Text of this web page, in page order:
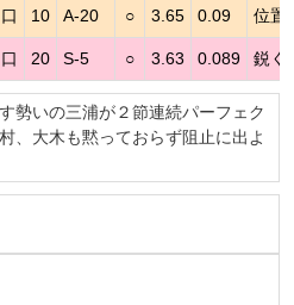
10 A-20 ○ 3.65 0.09 位置
20 S-5 ○ 3.63 0.089 鋭く
勢いの三浦が２節連続パーフェク
、大木も黙っておらず阻止に出よ